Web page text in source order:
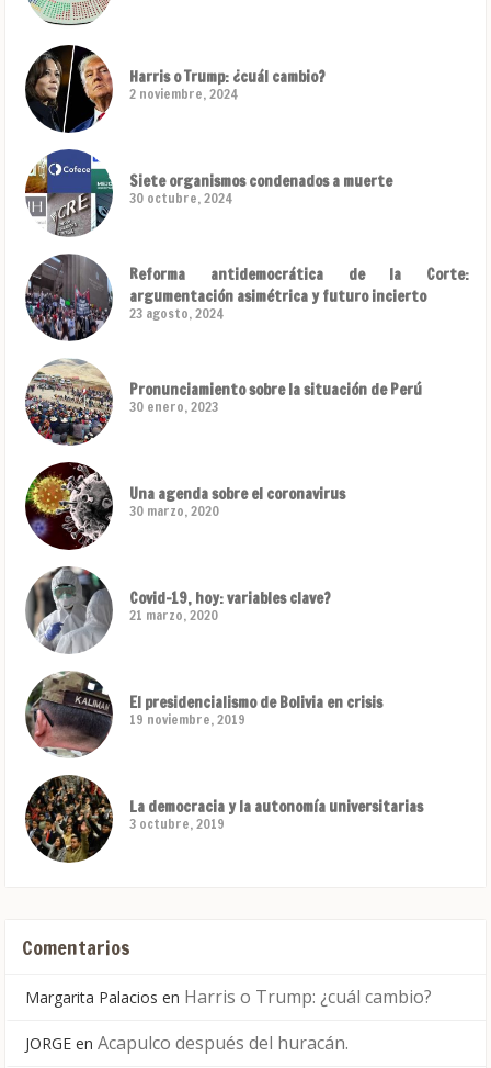
Harris o Trump: ¿cuál cambio?
2 noviembre, 2024
Siete organismos condenados a muerte
30 octubre, 2024
Reforma antidemocrática de la Corte:
argumentación asimétrica y futuro incierto
23 agosto, 2024
Pronunciamiento sobre la situación de Perú
30 enero, 2023
Una agenda sobre el coronavirus
30 marzo, 2020
Covid-19, hoy: variables clave?
21 marzo, 2020
El presidencialismo de Bolivia en crisis
19 noviembre, 2019
La democracia y la autonomía universitarias
3 octubre, 2019
Comentarios
Margarita Palacios en Harris o Trump: ¿cuál cambio?
JORGE en Acapulco después del huracán.